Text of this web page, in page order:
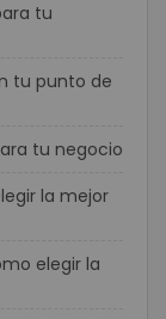
tu
tu punto de
tu negocio
la mejor
elegir la